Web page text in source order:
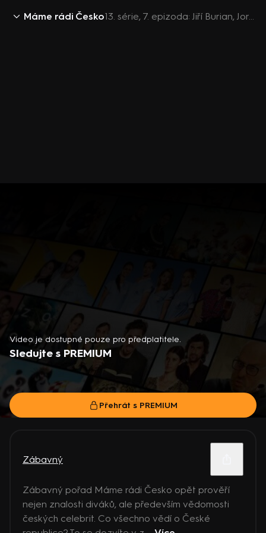
Máme rádi Česko 13. série, 7. epizoda: Jiří Burian, Jordan Haj, Eliška Bučková , Pavlína Němcová, Michal Holán, Oldřich Hajlich
Video je dostupné pouze pro předplatitele.
Sledujte s PREMIUM
Přehrát s PREMIUM
Zábavný
Zábavný pořad Máme rádi Česko opět prověří
nejen znalosti diváků, ale především vědomosti
českých celebrit. Co všechno vědí o České